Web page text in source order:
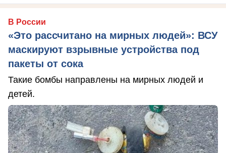
В России
«Это рассчитано на мирных людей»: ВСУ
маскируют взрывные устройства под
пакеты от сока
Такие бомбы направлены на мирных людей и
детей.